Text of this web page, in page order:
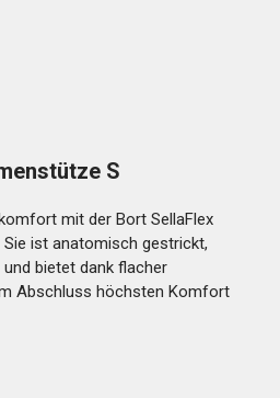
S
mit der Bort SellaFlex
ist anatomisch gestrickt,
bietet dank flacher
Abschluss höchsten Komfort